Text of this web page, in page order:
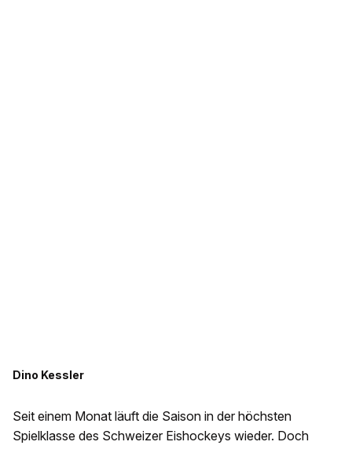
Dino Kessler
Seit einem Monat läuft die Saison in der höchsten
Spielklasse des Schweizer Eishockeys wieder. Doch